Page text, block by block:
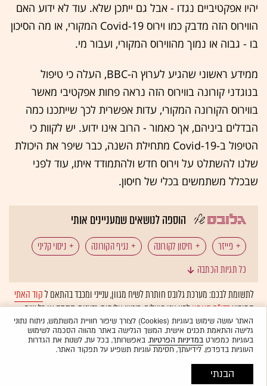
יהיו אפקטיביים נגדו - אבל גם ייתכן שלא. עוד לא ידוע האם
הווירוס הזה מדבק כמו וירוס Covid-19 המקורי, או מה הסיכון
בו - גבוה או נמוך מהווירוס המקורי, ועבור מי.
ממידע ראשוני שהגיע לערוץ ה-BBC, העלה כי טיפול
בנוגדני קורונה בווירוס הזה נראה פחות אפקטיבי מאשר
בווירוס הקורונה המקורי, עדות אפשרית לכך שייתכנו כמה
הבדלים ביניהם, אך כאמור - הרוב אינו ידוע. יש לקוות כי
הטיפול ב-Covid-19 מתחילת השנה, כבר שיפר את היכולת
שלנו להשתלט על וירוס חדש ולהתמודד איתו, עוד לפני
שבכלל משתמשים בכלי של חיסון.
הוספה לנושאים שמעניינים אותי
פייזר חיסון לקורונה נגיף הקורונה ניסוי קליני
כל תגיות הכתבה
לתשומת לבכם: מערכת גלובס חותרת לשיח מגוון, ענייני ומכבד בהתאם לקוד האתי
המופיעבדו"ח האמוןלפיו אנו פועלים. ביטויי אלימות, גזענות, הסתה או כל שיח
בלתי הולם אחר מסוננים בצורהאוטומטיתולא יפורסמו באתר.
האתר עושה שימוש בעוגיות (Cookies) לצורך שיפור חוויית המשתמש, ניתוח נתוני
גלישה והתאמת תכנים אישית. המשך הגלישה באתר מהווה הסכמה לשימוש
בעוגיות כמפורטבמדיניות הפרטיות. באפשרותך, בכל עת, לשנות את הגדרות
העוגיות בדפדפן. לידיעתך, חסימת עוגיות תשפיע על תפקוד האתר.
הבנתי